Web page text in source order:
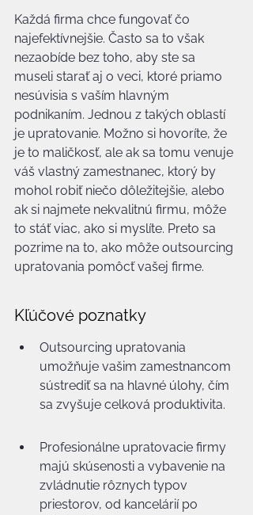
Každá firma chce fungovať čo
najefektívnejšie. Často sa to však
nezaobíde bez toho, aby ste sa
museli starať aj o veci, ktoré priamo
nesúvisia s vaším hlavným
podnikaním. Jednou z takých oblastí
je upratovanie. Možno si hovoríte, že
je to maličkosť, ale ak sa tomu venuje
váš vlastný zamestnanec, ktorý by
mohol robiť niečo dôležitejšie, alebo
ak si najmete nekvalitnú firmu, môže
to stáť viac, ako si myslíte. Preto sa
pozrime na to, ako môže outsourcing
upratovania pomôcť vašej firme.
Kľúčové poznatky
Outsourcing upratovania
umožňuje vašim zamestnancom
sústrediť sa na hlavné úlohy, čím
sa zvyšuje celková produktivita.
Profesionálne upratovacie firmy
majú skúsenosti a vybavenie na
zvládnutie rôznych typov
priestorov, od kancelárií po